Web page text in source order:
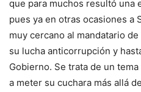
que para muchos resultó una
pues ya en otras ocasiones a
muy cercano al mandatario
su lucha anticorrupción y
Gobierno. Se trata de un
a meter su cuchara más allá